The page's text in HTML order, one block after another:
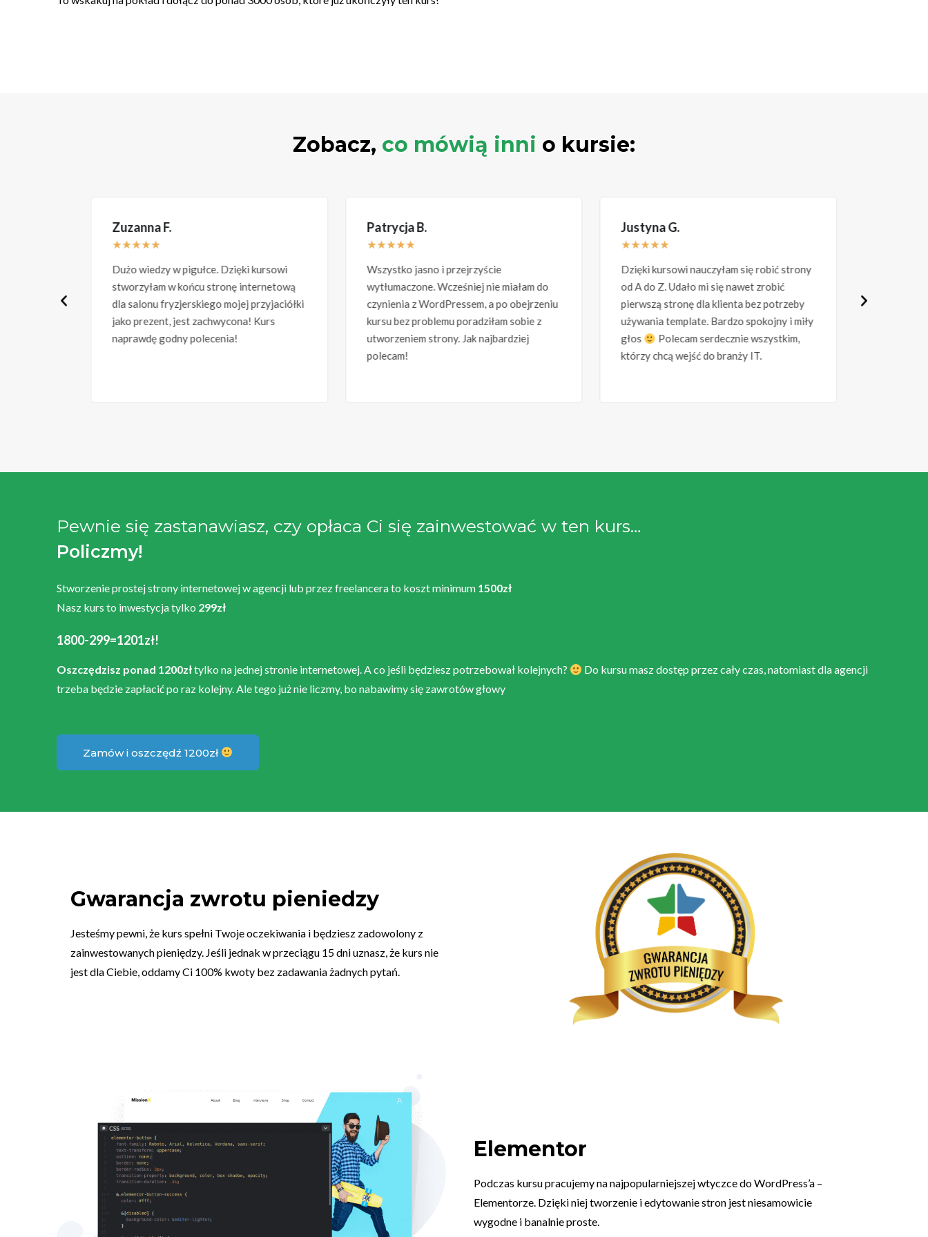
Zobacz, co mówią inni o kursie:
Zuzanna F.
★★★★★
Dużo wiedzy w pigułce. Dzięki kursowi
stworzyłam w końcu stronę internetową
dla salonu fryzjerskiego mojej przyjaciółki
jako prezent, jest zachwycona! Kurs
naprawdę godny polecenia!
Patrycja B.
★★★★★
Wszystko jasno i przejrzyście
wytłumaczone. Wcześniej nie miałam do
czynienia z WordPressem, a po obejrzeniu
kursu bez problemu poradziłam sobie z
utworzeniem strony. Jak najbardziej
polecam!
Justyna G.
★★★★★
Dzięki kursowi nauczyłam się robić strony
od A do Z. Udało mi się nawet zrobić
pierwszą stronę dla klienta bez potrzeby
używania template. Bardzo spokojny i miły
głos
Polecam serdecznie wszystkim,
którzy chcą wejść do branży IT.
Pewnie się zastanawiasz, czy opłaca Ci się zainwestować w ten kurs…
Policzmy!
Stworzenie prostej strony internetowej w agencji lub przez freelancera to koszt minimum 1500zł
Nasz kurs to inwestycja tylko 299zł
1800-299=1201zł!
Oszczędzisz ponad 1200złtylko na jednej stronie internetowej. A co jeśli będziesz potrzebował kolejnych?
Do kursu masz dostęp przez cały czas, natomiast dla agencji
trzeba będzie zapłacić po raz kolejny. Ale tego już nie liczmy, bo nabawimy się zawrotów głowy
Zamów i oszczędź 1200zł
Gwarancja zwrotu pieniedzy
Jesteśmy pewni, że kurs spełni Twoje oczekiwania i będziesz zadowolony z
zainwestowanych pieniędzy. Jeśli jednak w przeciągu 15 dni uznasz, że kurs nie
jest dla Ciebie, oddamy Ci 100% kwoty bez zadawania żadnych pytań.
Elementor
Podczas kursu pracujemy na najpopularniejszej wtyczce do WordPress’a –
Elementorze. Dzięki niej tworzenie i edytowanie stron jest niesamowicie
wygodne i banalnie proste.